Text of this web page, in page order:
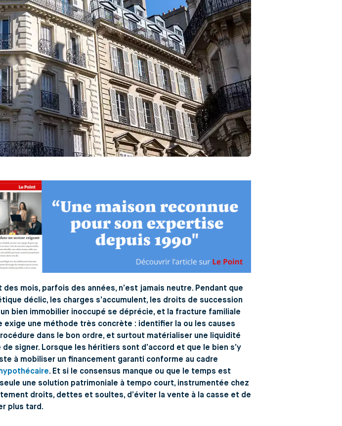
mois, parfois des années, n’est jamais neutre. Pendant que
déclic, les charges s’accumulent, les droits de succession
bien immobilier inoccupé se déprécie, et la fracture familiale
exige une méthode très concrète : identifier la ou les causes
dans le bon ordre, et surtout matérialiser une liquidité
signer. Lorsque les héritiers sont d’accord et que le bien s’y
à mobiliser un financement garanti conforme au cadre
. Et si le consensus manque ou que le temps est
une solution patrimoniale à tempo court, instrumentée chez
droits, dettes et soultes, d’éviter la vente à la casse et de
plus tard.